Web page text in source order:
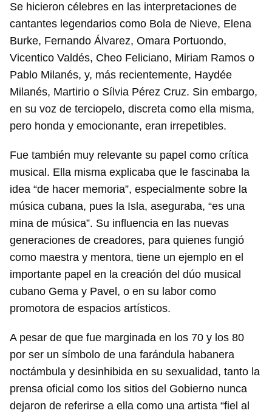
Se hicieron célebres en las interpretaciones de
cantantes legendarios como Bola de Nieve, Elena
Burke, Fernando Álvarez, Omara Portuondo,
Vicentico Valdés, Cheo Feliciano, Miriam Ramos o
Pablo Milanés, y, más recientemente, Haydée
Milanés, Martirio o Sílvia Pérez Cruz. Sin embargo,
en su voz de terciopelo, discreta como ella misma,
pero honda y emocionante, eran irrepetibles.
Fue también muy relevante su papel como crítica
musical. Ella misma explicaba que le fascinaba la
idea “de hacer memoria”, especialmente sobre la
música cubana, pues la Isla, aseguraba, “es una
mina de música”. Su influencia en las nuevas
generaciones de creadores, para quienes fungió
como maestra y mentora, tiene un ejemplo en el
importante papel en la creación del dúo musical
cubano Gema y Pavel, o en su labor como
promotora de espacios artísticos.
A pesar de que fue marginada en los 70 y los 80
por ser un símbolo de una farándula habanera
noctámbula y desinhibida en su sexualidad, tanto la
prensa oficial como los sitios del Gobierno nunca
dejaron de referirse a ella como una artista “fiel al